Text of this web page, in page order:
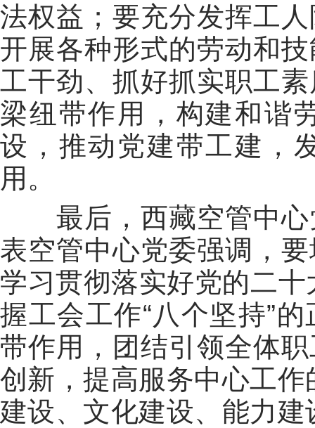
法权益；要充分发挥工
开展各种形式的劳动和
工干劲、抓好抓实职工
梁纽带作用，构建和谐
设，推动党建带工建，
用。
最后，西藏空管中
表空管中心党委强调，
学习贯彻落实好党的二
握工会工作“八个坚持”的
带作用，团结引领全体
创新，提高服务中心工
建设、文化建设、能力